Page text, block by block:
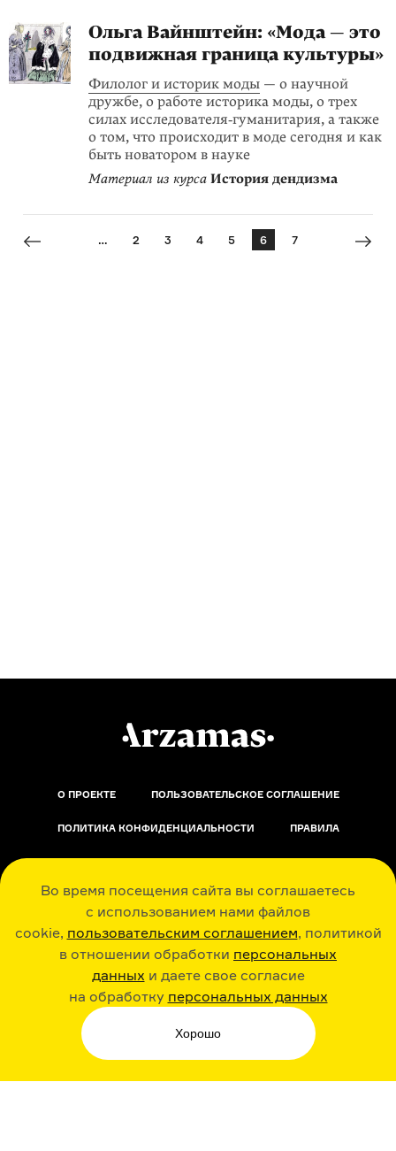
Во время посещения сайта вы соглашаетесь
с использованием нами файлов
cookie, пользовательским соглашением, политикой
в отношении обработки персональных
данных и даете свое согласие
на обработку персональных данных
Хорошо
Ольга Вайнштейн: «Мода — это
подвижная граница культуры»
Филолог и историк моды — о научной
дружбе, о работе историка моды, о трех
силах исследователя‑гуманитария, а также
о том, что происходит в моде сегодня и как
быть новатором в науке
Материал из курса История дендизма
… 2 3 4 5 6 7
О ПРОЕКТЕ ПОЛЬЗОВАТЕЛЬСКОЕ СОГЛАШЕНИЕ
ПОЛИТИКА КОНФИДЕНЦИАЛЬНОСТИ ПРАВИЛА
ОБРАТНАЯ СВЯЗЬ
РАДИО ARZAMAS ГУСЬГУСЬ
СТИКЕРЫ ARZAMAS